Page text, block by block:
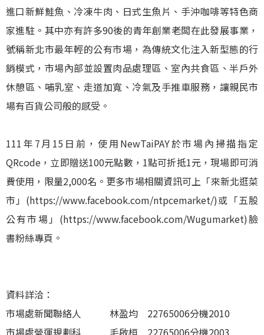
進口新鮮鮭魚、冷凍牛肉、日式生魚片、手沖咖啡等特色商
家進駐。其中亦有許多90後的青年創業老闆在此發展事業，
號稱新北市最年輕的公有市場，為傳統文化注入新型態的行
銷模式，市場內部並設置肉品處理區、室內共食區、半戶外
休憩區、哺乳室、走道加寬、冷氣及手推車服務，讓親民市
場有百貨公司般的感受。
111年7月15日前，使用NewTaiPAY於市場內掃描指定
QRcode，立即贈送100元點數，1點可折抵1元，現場即可消
費使用，限量2,000名。更多市場相關資訊可上「來新北逛菜
市」(https://www.facebook.com/ntpcemarket/)或「五股
公有市場」(https://www.facebook.com/Wugumarket)臉
書粉絲專頁。
資料詳洽：
市場處新聞聯絡人 林盈均 22765006分機2010
市場處營運規劃科 毛啟桓 22765006分機2003